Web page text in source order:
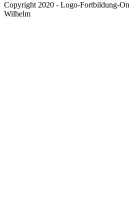
Copyright 2020 - Logo-Fortbildung-
Wilhelm